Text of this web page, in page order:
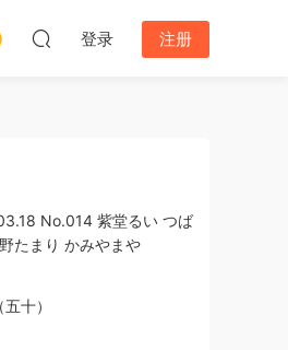
登录 注册
No.014 紫堂るい つば
たまり かみやまや
十）